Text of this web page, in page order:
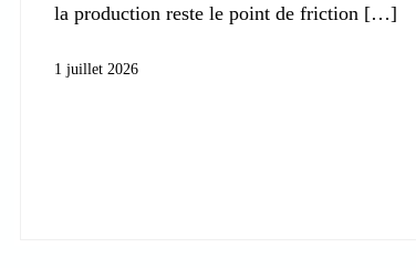
la production reste le point de friction
1 juillet 2026